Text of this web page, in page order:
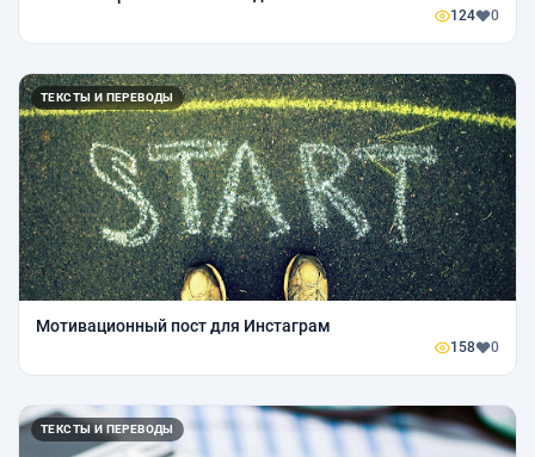
124 0
ТЕКСТЫ И ПЕРЕВОДЫ
Мотивационный пост для Инстаграм
158 0
ТЕКСТЫ И ПЕРЕВОДЫ